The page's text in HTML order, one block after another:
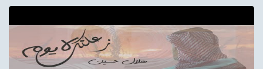
Sudani tones